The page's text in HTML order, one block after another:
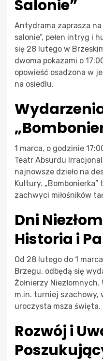
Salonie”
Antydrama zaprasza na
salonie”, pełen intryg i
się 28 lutego w
dwoma pokazami o
opowieść osadzona w
na osiedlu.
1 marca, o godzinie
Teatr Absurdu
najnowsze dzieło na
Kultury.
zachwyci miłośników
Dni
Historia i
Od 28 lutego do 1
Brzegu, odbędą się
Żołnierzy
m.in. turniej szachowy,
uroczysta msza święta.
Rozwój i